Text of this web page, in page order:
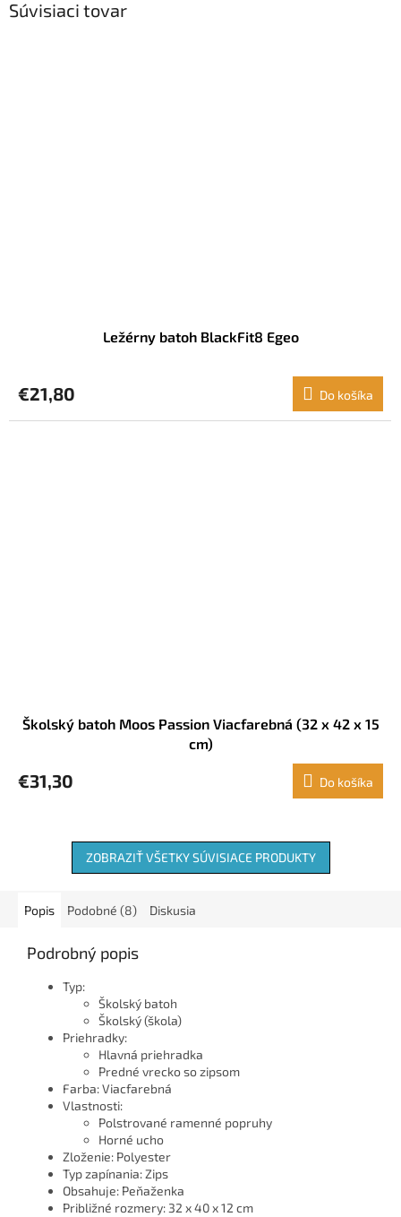
Súvisiaci tovar
Ležérny batoh BlackFit8 Egeo
€21,80 Do košíka
Školský batoh Moos Passion Viacfarebná (32 x 42 x 15
cm)
€31,30 Do košíka
ZOBRAZIŤ VŠETKY SÚVISIACE PRODUKTY
Popis Podobné (8) Diskusia
Podrobný popis
Typ:
Školský batoh
Školský (škola)
Priehradky:
Hlavná priehradka
Predné vrecko so zipsom
Farba: Viacfarebná
Vlastnosti:
Polstrované ramenné popruhy
Horné ucho
Zloženie: Polyester
Typ zapínania: Zips
Obsahuje: Peňaženka
Približné rozmery: 32 x 40 x 12 cm